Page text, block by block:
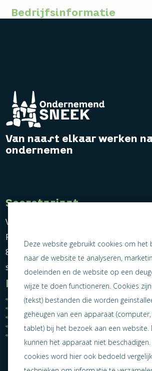
Bedrijfsinformatie
Van naast elkaar werken
ondernemen
Secretariaat
Vereniging Ondernemend Sneek
Postbus 464
8600 AL Sneek
secretariaat@ondernemendsneek.nl
Informatie
Ledenoverzicht
Algemene voorwaarden
Privacy statement
Jaarverslag 2025
Deze website gebruikt cookies om het
naar de website te analyseren,
doeleinden en de website op een
wijze te doen functioneren. Cookies
(tekst) bestanden die worden
geheugen van een apparaat
tablet) bij het bezoek aan een website.
kunnen het apparaat niet
cookies word hier ook bedoeld